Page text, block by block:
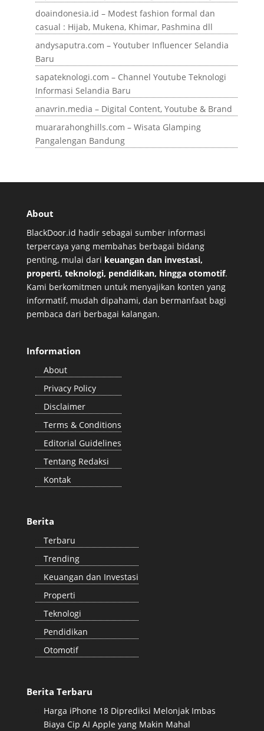
doaindonesia.id – Modest fashion formal dan
casual : Hijab, Mukena, Khimar, Pashmina dll
andysaputra.com – Youtuber Influencer Selandia
Baru
sapateknologi.com – Channel Youtube Teknologi
Informasi Selandia Baru
anavrin.media – Digital Content, Youtube & Brand
muararahonghills.com – Wisata Glamping
Pangalengan Bandung
About
BlackDoor.id hadir sebagai sumber informasi
terpercaya yang membahas berbagai bidang
penting, mulai dari keuangan dan investasi,
properti, teknologi, pendidikan, hingga otomotif.
Kami berkomitmen untuk menyajikan konten yang
informatif, mudah dipahami, dan bermanfaat bagi
pembaca dari berbagai kalangan.
Information
About
Privacy Policy
Disclaimer
Terms & Conditions
Editorial Guidelines
Tentang Redaksi
Kontak
Berita
Terbaru
Trending
Keuangan dan Investasi
Properti
Teknologi
Pendidikan
Otomotif
Berita Terbaru
Harga iPhone 18 Diprediksi Melonjak Imbas
Biaya Cip AI Apple yang Makin Mahal